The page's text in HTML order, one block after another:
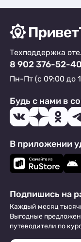
Техподдержка
8 902 376-52-40
Пн-Пт (с 09:00 до
Будь с нами в
В приложении
Подпишись на
Каждый месяц
Выгодные
путеводители по